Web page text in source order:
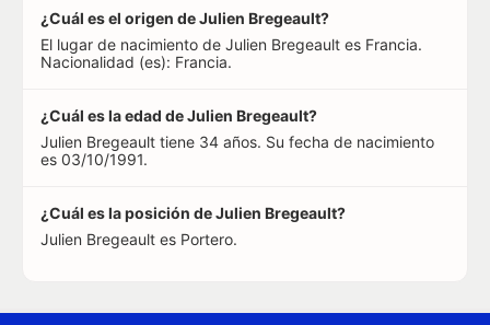
¿Cuál es el origen de Julien Bregeault?
El lugar de nacimiento de Julien Bregeault es Francia.
Nacionalidad (es): Francia.
¿Cuál es la edad de Julien Bregeault?
Julien Bregeault tiene 34 años. Su fecha de nacimiento
es 03/10/1991.
¿Cuál es la posición de Julien Bregeault?
Julien Bregeault es Portero.